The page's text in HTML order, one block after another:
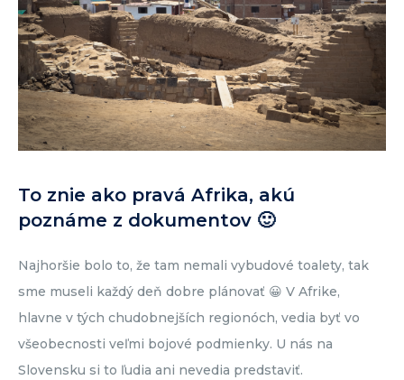
To znie ako pravá Afrika, akú
poznáme z dokumentov 🙂
Najhoršie bolo to, že tam nemali vybudové toalety, tak
sme museli každý deň dobre plánovať 😀 V Afrike,
hlavne v tých chudobnejších regionóch, vedia byť vo
všeobecnosti veľmi bojové podmienky. U nás na
Slovensku si to ľudia ani nevedia predstaviť.